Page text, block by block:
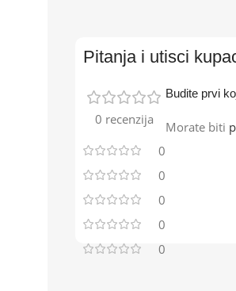
Pitanja i utisci
0 recenzija
0
0
0
0
0
Budite prvi
Morate biti